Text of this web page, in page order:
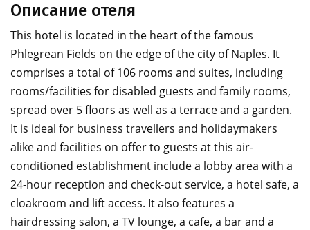
Описание отеля
This hotel is located in the heart of the famous
Phlegrean Fields on the edge of the city of Naples. It
comprises a total of 106 rooms and suites, including
rooms/facilities for disabled guests and family rooms,
spread over 5 floors as well as a terrace and a garden.
It is ideal for business travellers and holidaymakers
alike and facilities on offer to guests at this air-
conditioned establishment include a lobby area with a
24-hour reception and check-out service, a hotel safe, a
cloakroom and lift access. It also features a
hairdressing salon, a TV lounge, a cafe, a bar and a